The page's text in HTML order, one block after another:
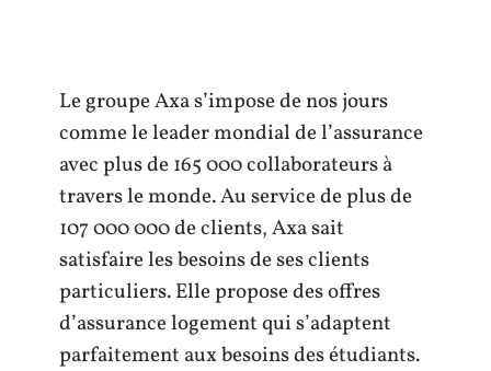
Le groupe Axa s’impose de nos jours
comme le leader mondial de l’assurance
avec plus de 165 000 collaborateurs à
travers le monde. Au service de plus de
107 000 000 de clients, Axa sait
satisfaire les besoins de ses clients
particuliers. Elle propose des offres
d’assurance logement qui s’adaptent
parfaitement aux besoins des étudiants.